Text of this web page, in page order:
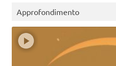
Approfondimento